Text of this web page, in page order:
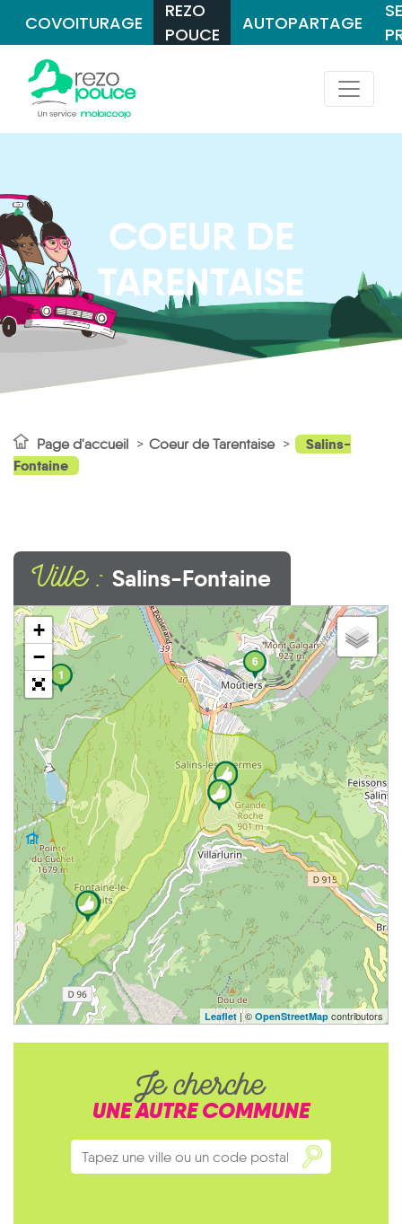
COVOITURAGE
REZO
POUCE
AUTOPARTAGE
COEUR DE
TARENTAISE
Page d'accueil Coeur de Tarentaise
Salins-
Fontaine
Ville : Salins-Fontaine
1
6
+
−
Leaflet| © OpenStreetMap contributors
Je cherche
UNE AUTRE COMMUNE